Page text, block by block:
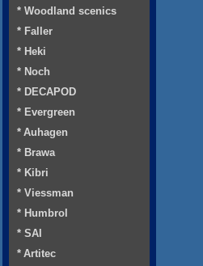
* Woodland scenics
* Faller
* Heki
* Noch
* DECAPOD
* Evergreen
* Auhagen
* Brawa
* Kibri
* Viessman
* Humbrol
* SAI
* Artitec